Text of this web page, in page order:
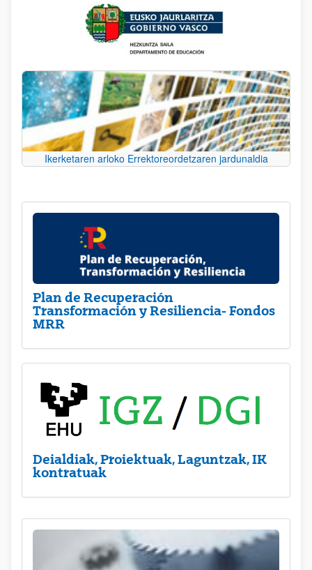
Ikerketaren arloko Errektoreordetzaren jardunaldia
Plan de Recuperación
Transformación y Resiliencia- Fondos
MRR
Deialdiak, Proiektuak, Laguntzak, IK
kontratuak